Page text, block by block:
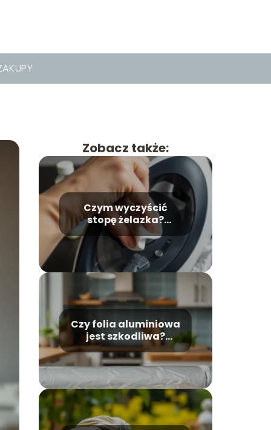
Zobacz także:
Czym wyczyścić
stopę żelazka?
Praktyczne porady i
wskazówki
Czy folia aluminiowa
jest szkodliwa?
Sprawdź, co mówią
badania